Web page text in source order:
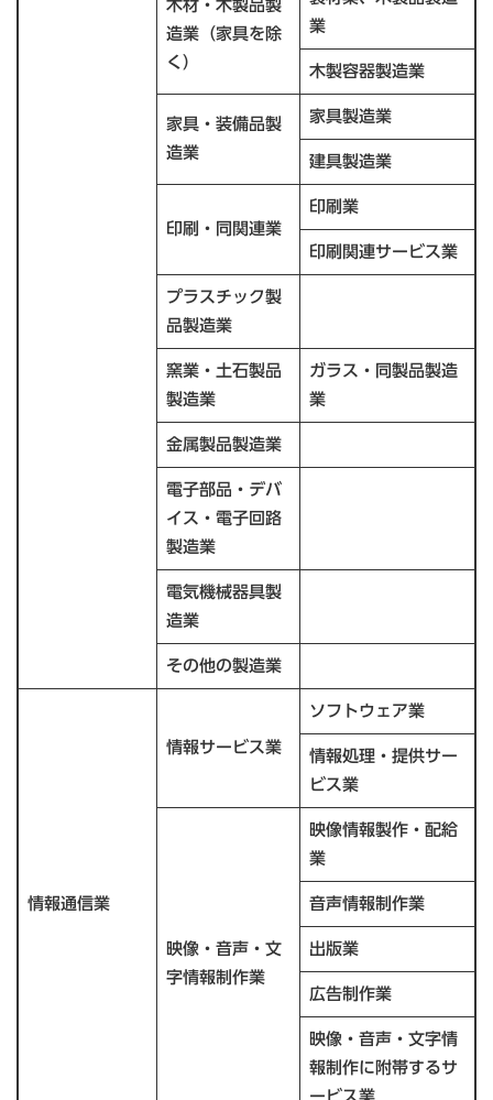
木材・木製品製
造業（家具を除
く）
業
木製容器製造業
家具・装備品製
造業
家具製造業
建具製造業
印刷・同関連業
印刷業
印刷関連サービス業
プラスチック製
品製造業
窯業・土石製品
製造業
ガラス・同製品製造
業
金属製品製造業
電子部品・デバ
イス・電子回路
製造業
電気機械器具製
造業
その他の製造業
情報通信業
情報サービス業
ソフトウェア業
情報処理・提供サー
ビス業
映像・音声・文
字情報制作業
映像情報製作・配給
業
音声情報制作業
出版業
広告制作業
映像・音声・文字情
報制作に附帯するサ
ービス業